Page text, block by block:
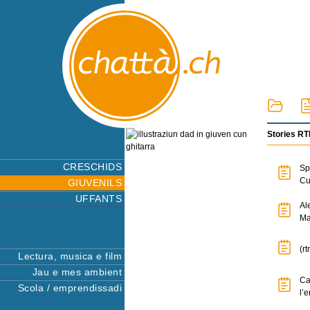
CRESCHIDS
GIUVENILS
UFFANTS
Lectura, musica e film
Jau e mes ambient
Scola / emprendissadi
Stories